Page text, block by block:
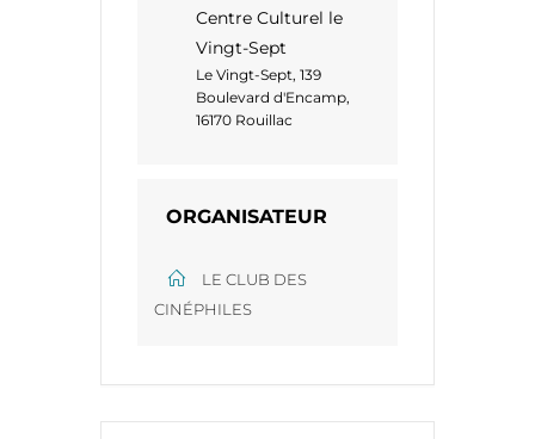
Centre Culturel le
Vingt-Sept
Le Vingt-Sept, 139
Boulevard d'Encamp,
16170 Rouillac
ORGANISATEUR
LE CLUB DES
CINÉPHILES